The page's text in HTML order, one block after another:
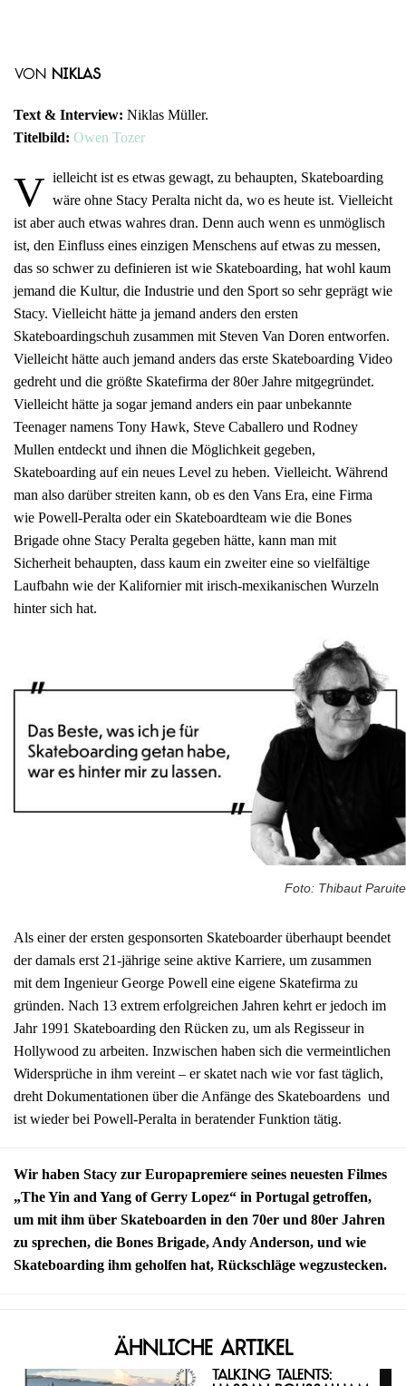
von Niklas
Text & Interview: Niklas Müller.
Titelbild: Owen Tozer
V ielleicht ist es etwas gewagt, zu behaupten, Skateboarding
wäre ohne Stacy Peralta nicht da, wo es heute ist. Vielleicht
ist aber auch etwas wahres dran. Denn auch wenn es unmöglisch
ist, den Einfluss eines einzigen Menschens auf etwas zu messen,
das so schwer zu definieren ist wie Skateboarding, hat wohl kaum
jemand die Kultur, die Industrie und den Sport so sehr geprägt wie
Stacy. Vielleicht hätte ja jemand anders den ersten
Skateboardingschuh zusammen mit Steven Van Doren entworfen.
Vielleicht hätte auch jemand anders das erste Skateboarding Video
gedreht und die größte Skatefirma der 80er Jahre mitgegründet.
Vielleicht hätte ja sogar jemand anders ein paar unbekannte
Teenager namens Tony Hawk, Steve Caballero und Rodney
Mullen entdeckt und ihnen die Möglichkeit gegeben,
Skateboarding auf ein neues Level zu heben. Vielleicht. Während
man also darüber streiten kann, ob es den Vans Era, eine Firma
wie Powell-Peralta oder ein Skateboardteam wie die Bones
Brigade ohne Stacy Peralta gegeben hätte, kann man mit
Sicherheit behaupten, dass kaum ein zweiter eine so vielfältige
Laufbahn wie der Kalifornier mit irisch-mexikanischen Wurzeln
hinter sich hat.
Foto: Thibaut Paruite
Als einer der ersten gesponsorten Skateboarder überhaupt beendet
der damals erst 21-jährige seine aktive Karriere, um zusammen
mit dem Ingenieur George Powell eine eigene Skatefirma zu
gründen. Nach 13 extrem erfolgreichen Jahren kehrt er jedoch im
Jahr 1991 Skateboarding den Rücken zu, um als Regisseur in
Hollywood zu arbeiten. Inzwischen haben sich die vermeintlichen
Widersprüche in ihm vereint – er skatet nach wie vor fast täglich,
dreht Dokumentationen über die Anfänge des Skateboardens und
ist wieder bei Powell-Peralta in beratender Funktion tätig.
Wir haben Stacy zur Europapremiere seines neuesten Filmes
„The Yin and Yang of Gerry Lopez“ in Portugal getroffen,
um mit ihm über Skateboarden in den 70er und 80er Jahren
zu sprechen, die Bones Brigade, Andy Anderson, und wie
Skateboarding ihm geholfen hat, Rückschläge wegzustecken.
Ähnliche Artikel
Talking Talents: